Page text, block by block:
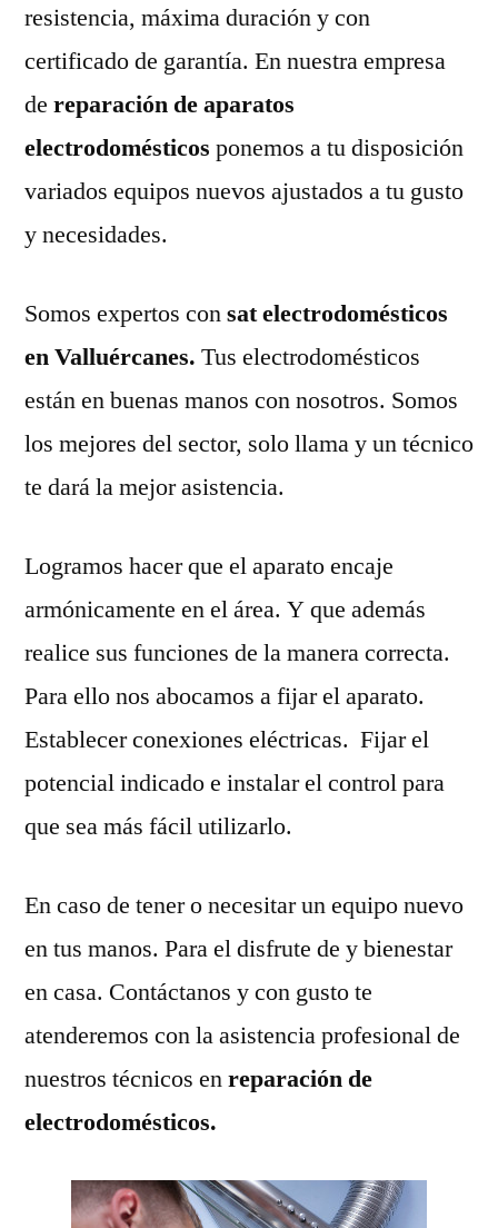
resistencia, máxima duración y con
certificado de garantía. En nuestra empresa
de reparación de aparatos
electrodomésticos ponemos a tu disposición
variados equipos nuevos ajustados a tu gusto
y necesidades.
Somos expertos consat electrodomésticos
en Valluércanes. Tus electrodomésticos
están en buenas manos con nosotros. Somos
los mejores del sector, solo llama y un técnico
te dará la mejor asistencia.
Logramos hacer que el aparato encaje
armónicamente en el área. Y que además
realice sus funciones de la manera correcta.
Para ello nos abocamos a fijar el aparato.
Establecer conexiones eléctricas. Fijar el
potencial indicado e instalar el control para
que sea más fácil utilizarlo.
En caso de tener o necesitar un equipo nuevo
en tus manos. Para el disfrute de y bienestar
en casa. Contáctanos y con gusto te
atenderemos con la asistencia profesional de
nuestros técnicos enreparación de
electrodomésticos.